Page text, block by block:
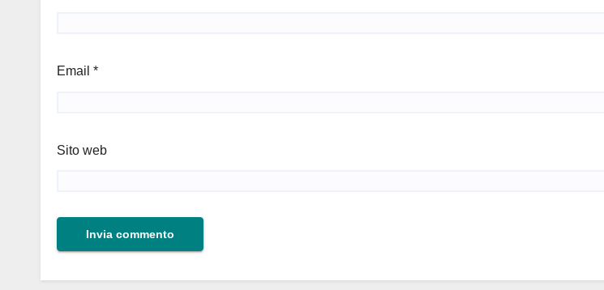
Email *
Sito web